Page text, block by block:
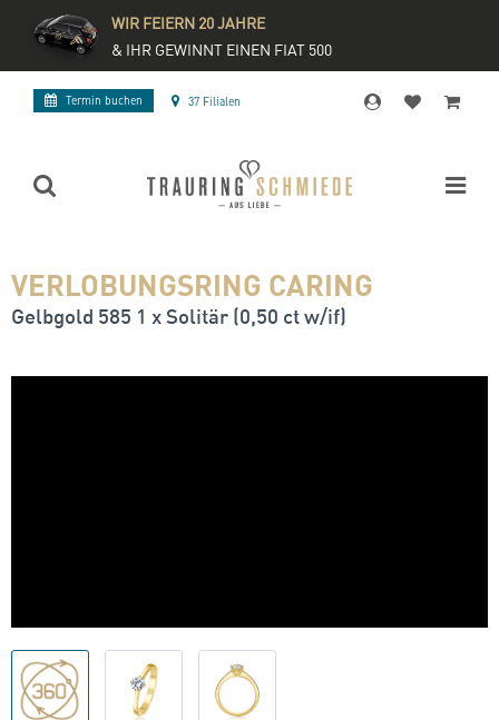
WIR FEIERN 20 JAHRE
& IHR GEWINNT EINEN FIAT 500
Termin buchen 37 Filialen
VERLOBUNGSRING CARING
Gelbgold 585 1 x Solitär (0,50 ct w/if)